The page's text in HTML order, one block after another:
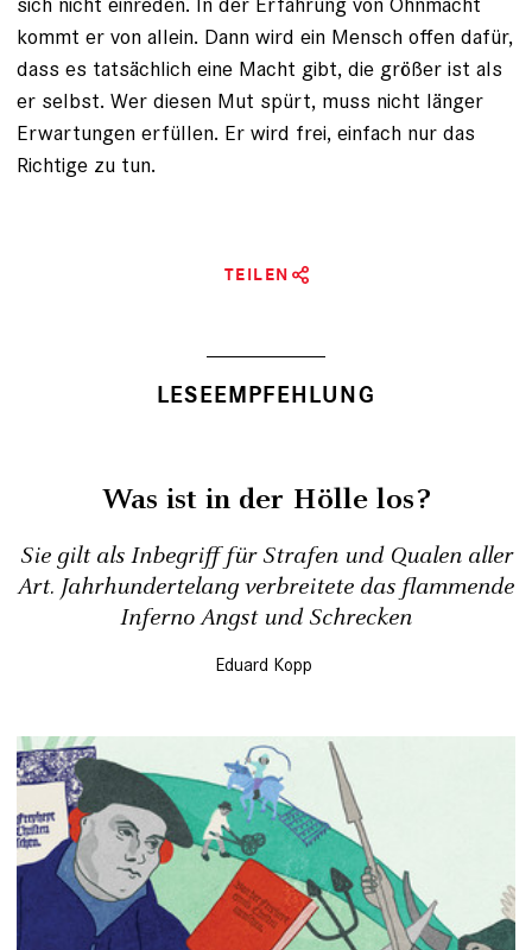
kommt er von allein. Dann wird ein Mensch offen dafür,
dass es tatsächlich eine Macht gibt, die größer ist als
er selbst. Wer diesen Mut spürt, muss nicht länger
Erwartungen erfüllen. Er wird frei, einfach nur das
Richtige zu tun.
TEILEN
LESEEMPFEHLUNG
Was ist in der Hölle los?
Sie gilt als Inbegriff für Strafen und Qualen aller
Art. Jahrhundertelang verbreitete das flammende
Inferno Angst und Schrecken
Eduard Kopp